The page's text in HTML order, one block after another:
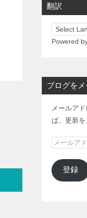
翻訳
Powered
ブログを
メールア
ば、更新を
メ
ル
ア
登録